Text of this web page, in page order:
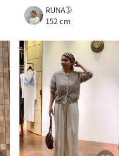
RUNA🌛
152 cm